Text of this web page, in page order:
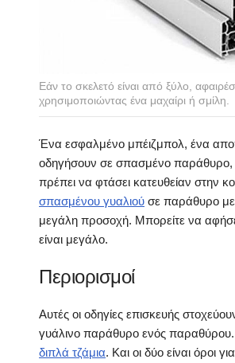
Εάν το σκελετό είναι από ξύλο,
χρησιμοποιώντας ένα μαχαίρι ή σμίλη.
Ένα εσφαλμένο μπέιζμπολ, ένα
οδηγήσουν σε σπασμένο παράθυρο,
πρέπει να φτάσει κατευθείαν στην
σπασμένου γυαλιού σε παράθυρο με
μεγάλη προσοχή. Μπορείτε να
είναι μεγάλο.
Περιορισμοί
Αυτές οι οδηγίες επισκευής
γυάλινο παράθυρο ενός
διπλά τζάμια. Και οι δύο είναι όροι